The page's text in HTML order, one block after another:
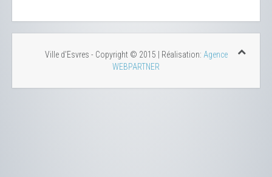
Ville d'Esvres - Copyright © 2015 | Réalisation: Agence
WEBPARTNER